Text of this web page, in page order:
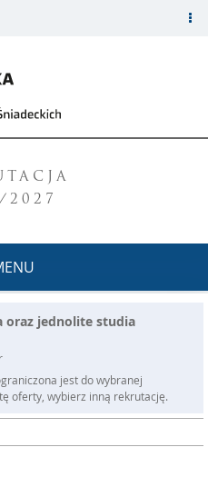
2027
oraz jednolite studia
jest do wybranej
oferty, wybierz inną rekrutację.